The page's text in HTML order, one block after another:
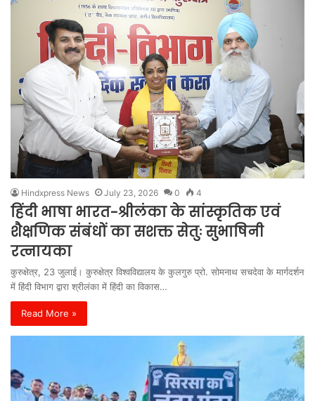
Hindxpress News July 23, 2026 0 4
हिंदी भाषा भारत-श्रीलंका के सांस्कृतिक एवं
शैक्षणिक संबंधों का सशक्त सेतुः सुभाषिनी
रत्नायका
कुरुक्षेत्र, 23 जुलाई। कुरुक्षेत्र विश्वविद्यालय के कुलगुरु प्रो. सोमनाथ सचदेवा के मार्गदर्शन
में हिंदी विभाग द्वारा श्रीलंका में हिंदी का विकास…
Read More »